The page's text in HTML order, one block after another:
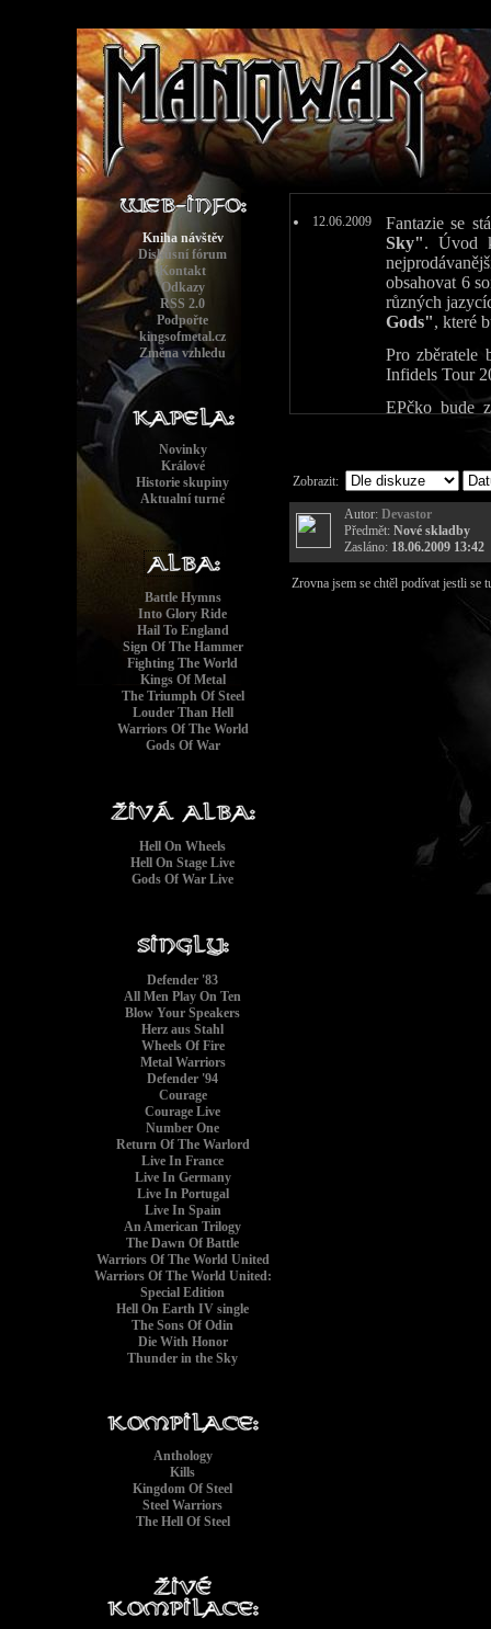
Kniha návštěv
Diskusní fórum
Kontakt
Odkazy
RSS 2.0
Podpořte
kingsofmetal.cz
Změna vzhledu
Novinky
Králové
Historie skupiny
Aktualní turné
Battle Hymns
Into Glory Ride
Hail To England
Sign Of The Hammer
Fighting The World
Kings Of Metal
The Triumph Of Steel
Louder Than Hell
Warriors Of The World
Gods Of War
Hell On Wheels
Hell On Stage Live
Gods Of War Live
Defender '83
All Men Play On Ten
Blow Your Speakers
Herz aus Stahl
Wheels Of Fire
Metal Warriors
Defender '94
Courage
Courage Live
Number One
Return Of The Warlord
Live In France
Live In Germany
Live In Portugal
Live In Spain
An American Trilogy
The Dawn Of Battle
Warriors Of The World United
Warriors Of The World United:
Special Edition
Hell On Earth IV single
The Sons Of Odin
Die With Honor
Thunder in the Sky
Anthology
Kills
Kingdom Of Steel
Steel Warriors
The Hell Of Steel
12.06.2009
Fantazie se
Sky".
obsahovat 6
různých
Gods", které
Pro zběratele
Infidels Tour
EPčko bude
Thunder In
Honor, The
němčině,
francouzštině,
finštině.
Zobrazit:
Autor: Devastor
Předmět: Nové skladby
Zasláno: 18.06.2009 13:42
Zrovna jsem se chtěl podívat jestli se